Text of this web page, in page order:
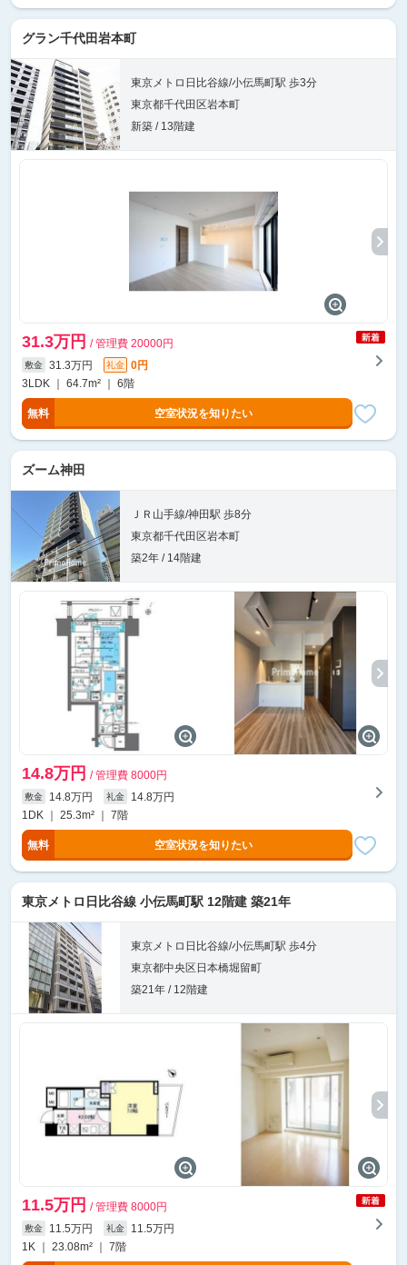
グラン千代田岩本町
東京メトロ日比谷線/小伝馬町駅 歩3分
東京都千代田区岩本町
新築 / 13階建
31.3万円 / 管理費 20000円
敷金 31.3万円 礼金
0円
3LDK ｜ 64.7m² ｜ 6階
無料 空室状況を知りたい
ズーム神田
ＪＲ山手線/神田駅 歩8分
東京都千代田区岩本町
築2年 / 14階建
14.8万円 / 管理費 8000円
敷金 14.8万円 礼金
14.8万円
1DK ｜ 25.3m² ｜ 7階
無料 空室状況を知りたい
東京メトロ日比谷線 小伝馬町駅 12階建 築21年
東京メトロ日比谷線/小伝馬町駅 歩4分
東京都中央区日本橋堀留町
築21年 / 12階建
11.5万円 / 管理費 8000円
敷金 11.5万円 礼金
11.5万円
1K ｜ 23.08m² ｜ 7階